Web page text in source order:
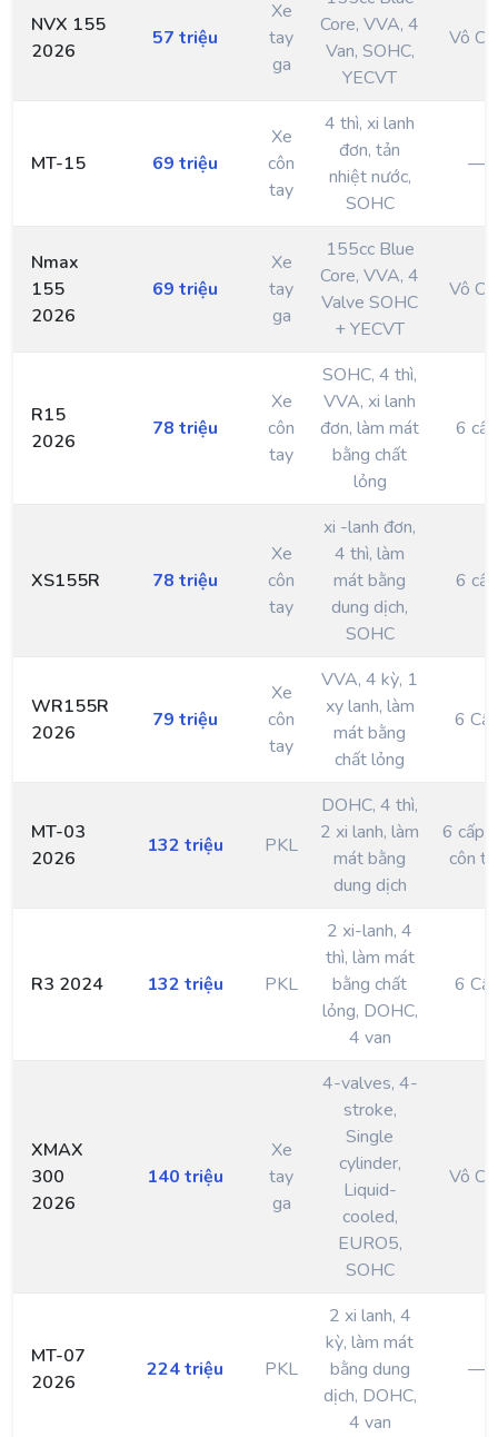
NVX 155
2026
57 triệu
Xe
tay
ga
Core, VVA, 4
Van, SOHC,
YECVT
Vô
MT-15 69 triệu
Xe
côn
tay
4 thì, xi lanh
đơn, tản
nhiệt nước,
SOHC
—
Nmax
155
2026
69 triệu
Xe
tay
ga
155cc Blue
Core, VVA, 4
Valve SOHC
+ YECVT
Vô
R15
2026
78 triệu
Xe
côn
tay
SOHC, 4 thì,
VVA, xi lanh
đơn, làm mát
bằng chất
lỏng
6 cấp
XS155R 78 triệu
Xe
côn
tay
xi -lanh đơn,
4 thì, làm
mát bằng
dung dịch,
SOHC
6 cấp
WR155R
2026
79 triệu
Xe
côn
tay
VVA, 4 kỳ, 1
xy lanh, làm
mát bằng
chất lỏng
6
MT-03
2026
132 triệu PKL
DOHC, 4 thì,
2 xi lanh, làm
mát bằng
dung dịch
6 cấp
côn
R3 2024 132 triệu PKL
2 xi-lanh, 4
thì, làm mát
bằng chất
lỏng, DOHC,
4 van
6
XMAX
300
2026
140 triệu
Xe
tay
ga
4-valves, 4-
stroke,
Single
cylinder,
Liquid-
cooled,
EURO5,
SOHC
Vô
MT-07
2026
224 triệu PKL
2 xi lanh, 4
kỳ, làm mát
bằng dung
dịch, DOHC,
4 van
—